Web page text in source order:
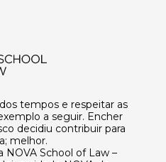
tempos e respeitar as
a seguir. Encher
decidiu contribuir para
melhor.
NOVA School of Law –